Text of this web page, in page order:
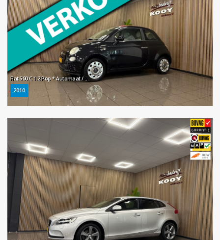
Fiat 500 C 1.2 Pop * Automaat / Elektr. Softtop / LM Velgen / NL Auto *
2010